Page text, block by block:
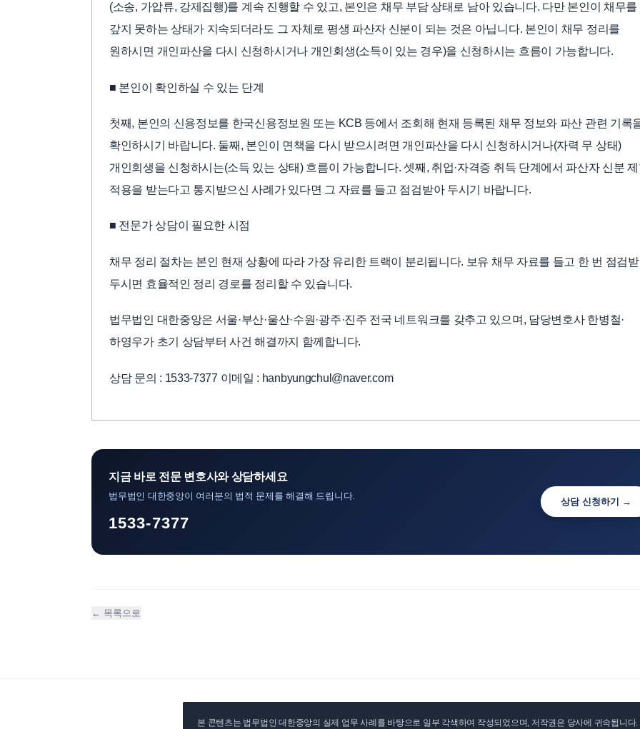
(소송, 가압류, 강제집행)를 계속 진행할 수 있고, 본인은 채무 부담 상태로 남아 있습니다. 다만 본인이 채무를
갚지 못하는 상태가 지속되더라도 그 자체로 평생 파산자 신분이 되는 것은 아닙니다. 본인이 채무 정리를
원하시면 개인파산을 다시 신청하시거나 개인회생(소득이 있는 경우)을 신청하시는 흐름이 가능합니다.
■ 본인이 확인하실 수 있는 단계
첫째, 본인의 신용정보를 한국신용정보원 또는 KCB 등에서 조회해 현재 등록된 채무 정보와 파산 관련 기록
확인하시기 바랍니다. 둘째, 본인이 면책을 다시 받으시려면 개인파산을 다시 신청하시거나(자력 무 상태)
개인회생을 신청하시는(소득 있는 상태) 흐름이 가능합니다. 셋째, 취업·자격증 취득 단계에서 파산자 신분
적용을 받는다고 통지받으신 사례가 있다면 그 자료를 들고 점검받아 두시기 바랍니다.
■ 전문가 상담이 필요한 시점
채무 정리 절차는 본인 현재 상황에 따라 가장 유리한 트랙이 분리됩니다. 보유 채무 자료를 들고 한 번 점검
두시면 효율적인 정리 경로를 정리할 수 있습니다.
법무법인 대한중앙은 서울·부산·울산·수원·광주·진주 전국 네트워크를 갖추고 있으며, 담당변호사 한병철·
하영우가 초기 상담부터 사건 해결까지 함께합니다.
상담 문의 : 1533-7377 이메일 : hanbyungchul@naver.com
지금 바로 전문 변호사와 상담하세요
법무법인 대한중앙이 여러분의 법적 문제를 해결해 드립니다.
1533-7377
상담 신청하기 →
← 목록으로
본 콘텐츠는 법무법인 대한중앙의 실제 업무 사례를 바탕으로 일부 각색하여 작성되었으며, 저작권은 당사에 귀속됩니다